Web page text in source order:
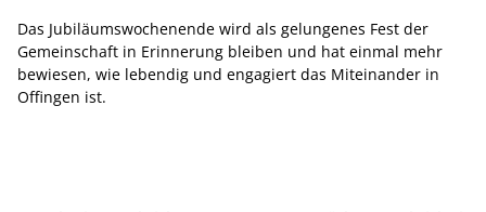
Das Jubiläumswochenende wird als gelungenes Fest der
Gemeinschaft in Erinnerung bleiben und hat einmal mehr
bewiesen, wie lebendig und engagiert das Miteinander in
Offingen ist.